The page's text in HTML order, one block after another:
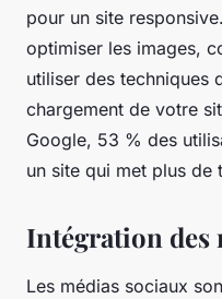
pour un site
optimiser les images,
utiliser des techniques
chargement de votre
Google, 53 % des
un site qui met plus de
Intégration des
Les médias sociaux